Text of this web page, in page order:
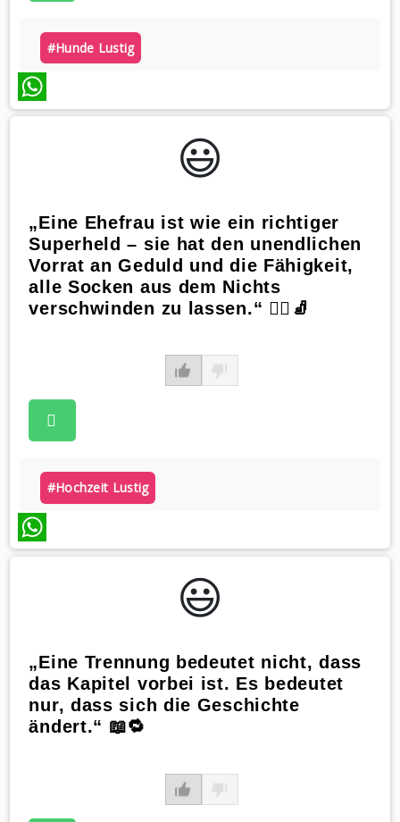
#hunde Lustig
WhatsApp
😃️
„Eine Ehefrau ist wie ein richtiger
Superheld – sie hat den unendlichen
Vorrat an Geduld und die Fähigkeit,
alle Socken aus dem Nichts
verschwinden zu lassen.“ 🦸‍♀️🧦
#hochzeit Lustig
WhatsApp
😃️
„Eine Trennung bedeutet nicht, dass
das Kapitel vorbei ist. Es bedeutet
nur, dass sich die Geschichte
ändert.“ 📖🔁